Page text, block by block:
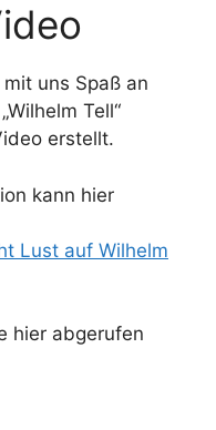
uns Spaß an
Tell“
erstellt.
kann hier
Lust auf Wilhelm
hier abgerufen